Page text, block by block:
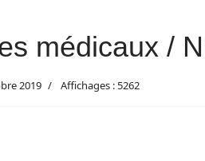
médicaux /
2019 Affichages : 5262